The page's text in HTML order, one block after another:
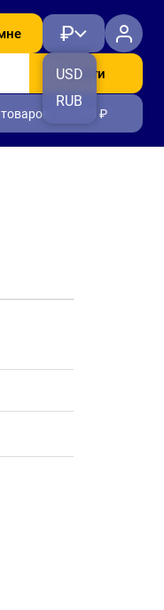
₽
USD
RUB
Найти
товаров, на 0.00 ₽